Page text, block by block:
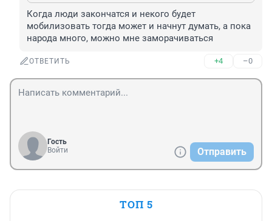
Когда люди закончатся и некого будет
мобилизовать тогда может и начнут думать, а пока
народа много, можно мне заморачиваться
ОТВЕТИТЬ +4 –0
Гость
Войти
Отправить
ТОП 5